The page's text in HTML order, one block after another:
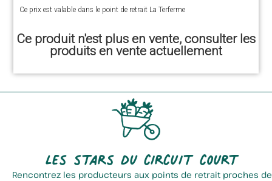
Ce prix est valable dans le point de retrait La Terferme
Ce produit n'est plus en vente, consulter les
produits en vente actuellement
Les stars du circuit court
Rencontrez les producteurs aux points de retrait proches de